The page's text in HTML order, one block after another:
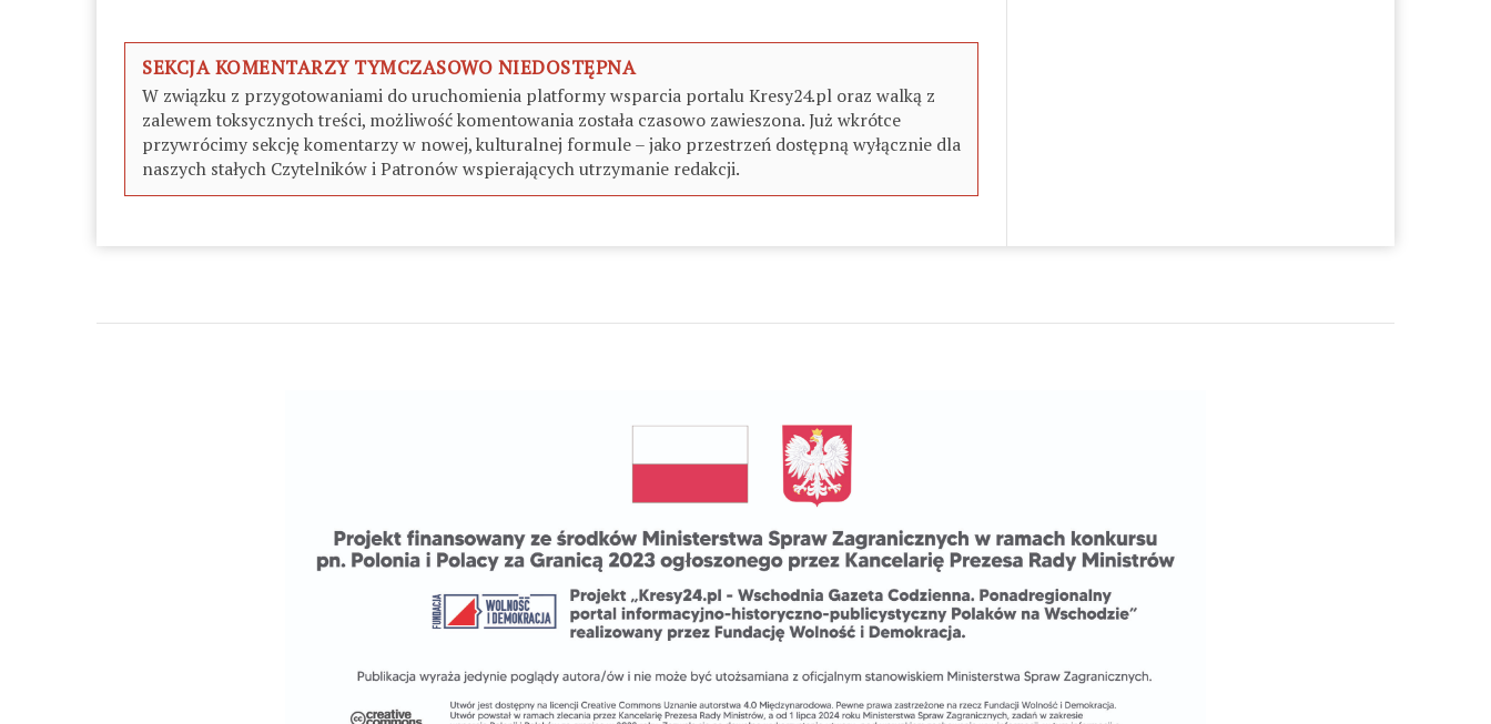
SEKCJA KOMENTARZY TYMCZASOWO NIEDOSTĘPNA
W związku z przygotowaniami do uruchomienia platformy wsparcia portalu Kresy24.pl oraz walką z
zalewem toksycznych treści, możliwość komentowania została czasowo zawieszona. Już wkrótce
przywrócimy sekcję komentarzy w nowej, kulturalnej formule – jako przestrzeń dostępną wyłącznie dla
naszych stałych Czytelników i Patronów wspierających utrzymanie redakcji.